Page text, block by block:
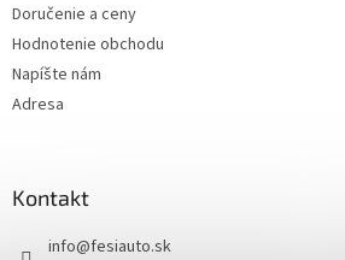
Doručenie a ceny
Hodnotenie obchodu
Napíšte nám
Adresa
Kontakt
info@fesiauto.sk